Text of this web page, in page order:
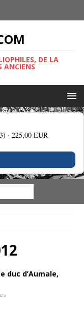
DE LA
ANCIENS
·225,00 EUR
duc d’Aumale,